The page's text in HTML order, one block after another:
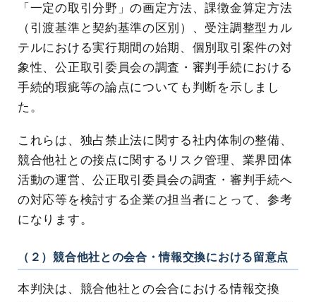
「一定の取引分野」の画定方法、課徴金算定方法
（引渡基準と契約基準の区別）、受注調整型カル
テルにおける実行期間の始期、個別取引案件の対
象性、公正取引委員会の調査・審判手続における
手続的瑕疵等の論点についても判断を示しまし
た。
これらは、独占禁止法に関する社内体制の整備、
競合他社との接点に関するリスク管理、業界団体
活動の運営、公正取引委員会の調査・審判手続へ
の対応等を検討する企業の担当者にとって、参考
になります。
（２）競合他社との会合・情報交換における留意点
本判決は、競合他社との会合における情報交換